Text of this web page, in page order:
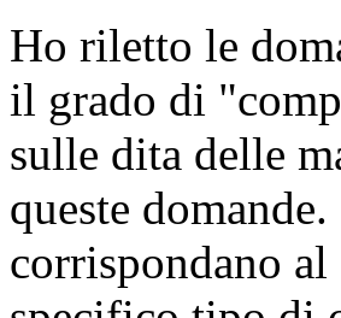
Ho riletto le
il grado di
sulle dita delle
queste
corrispondano